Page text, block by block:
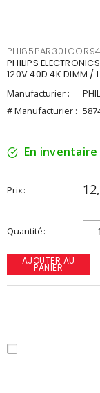
PHILIPS
120V 40D 4K DIMM /
Manufacturier :
# Manufacturier :
En inventaire
Prix
Quantité
AJOUTER AU
PANIER